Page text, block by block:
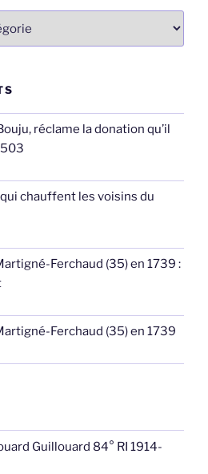
réclame la donation qu’il
chauffent les voisins du
Ferchaud (35) en 1739 :
Ferchaud (35) en 1739
Guillouard 84° RI 1914-